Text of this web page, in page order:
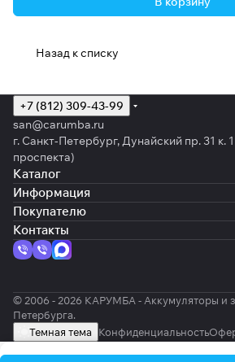
Назад к списку
+7 (812) 309-43-99
san@carumba.ru
г. Санкт-Петербург, Дунайский пр. 31 к.
проспекта)
Каталог
Информация
Покупателю
Контакты
© 2006 - 2026 КАРУМБА - Аккумуляторы и
Петербурга.
Темная тема
Конфиденциальность